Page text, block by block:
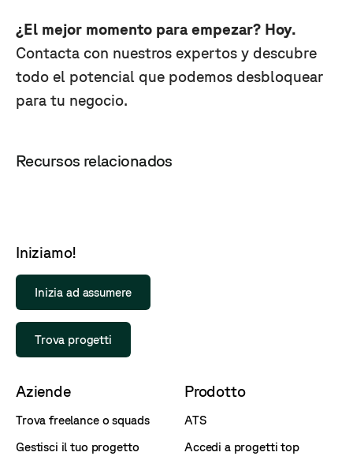
¿El mejor momento para empezar? Hoy.
Contacta con nuestros expertos y descubre
todo el potencial que podemos desbloquear
para tu negocio.
Recursos relacionados
Iniziamo!
Inizia ad assumere
Trova progetti
Aziende
Trova freelance o squads
Gestisci il tuo progetto
Prodotto
ATS
Accedi a progetti top